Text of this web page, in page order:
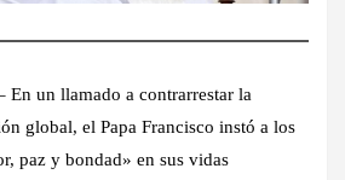
En un llamado a contrarrestar la
global, el Papa Francisco instó a los
paz y bondad» en sus vidas